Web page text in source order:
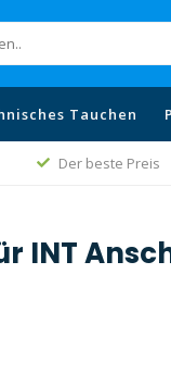
Tauchen
Der beste Preis
INT